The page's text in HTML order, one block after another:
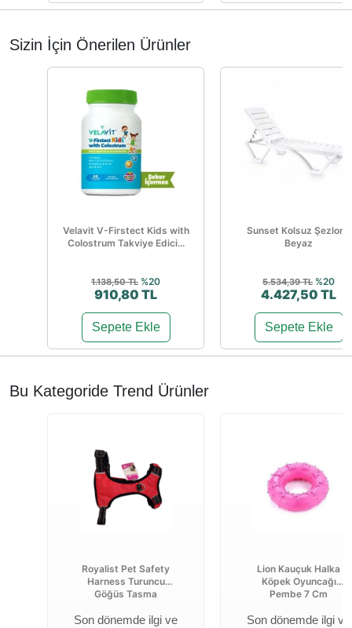
Sizin İçin Önerilen Ürünler
Velavit V-Firstect Kids with
Colostrum Takviye Edici...
1.138,50 TL %20
910,80 TL
Sepete Ekle
Sunset Kolsuz Şezlong
Beyaz
5.534,39 TL %20
4.427,50 TL
Sepete Ekle
Bu Kategoride Trend Ürünler
Royalist Pet Safety
Harness Turuncu
Göğüs Tasma
Son dönemde ilgi ve
Lion Kauçuk Halka
Köpek Oyuncağı
Pembe 7 Cm
Son dönemde ilgi ve